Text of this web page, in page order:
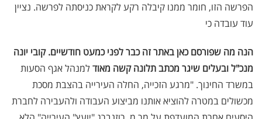
הפרשה הזו, חומר ממנו קיבלה רקע לקראת כניסתה לפרשה. נציין
עוד עובדה כי
הנה מה שפורסם כאן באתר זה כבר לפני כמעט חודשיים. קובי יונה
מנכ"ל ובעלים שיגר מכתב תלונה קשה מאודלמנהל אגף הסעות
במשרד החינוך. "מרגע הזכייה, החלה העירייה בהצבת מסכת
מכשולים במטרה להוציא אותנו מביצוע העבודה ולהעבירה לחברת